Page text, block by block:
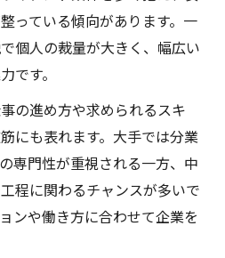
っている傾向があります。一
個人の裁量が大きく、幅広い
です。
の進め方や求められるスキ
にも表れます。大手では分業
専門性が重視される一方、中
程に関わるチャンスが多いで
ンや働き方に合わせて企業を